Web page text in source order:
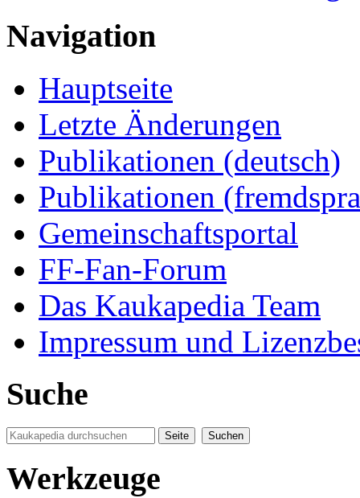
Navigation
Hauptseite
Letzte Änderungen
Publikationen (deutsch)
Publikationen
Gemeinschaftsportal
FF-Fan-Forum
Das Kaukapedia Team
Impressum und
Suche
Werkzeuge